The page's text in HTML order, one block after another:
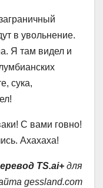
в увольнение.
Я там видел и
сука,
С вами говно!
Ахахаха!
TS.ai+ для
gessland.com